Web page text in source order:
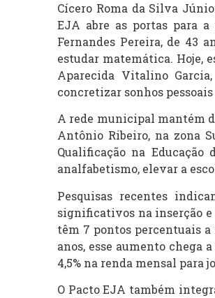
Cícero Roma da Silva
EJA abre as portas para
Fernandes Pereira, de 43
estudar matemática. Hoje,
Aparecida Vitalino
concretizar sonhos
A rede municipal mantém
Antônio Ribeiro, na zona
Qualificação na
analfabetismo, elevar a
Pesquisas recentes
significativos na inserção e
têm 7 pontos percentuais
anos, esse aumento chega
4,5% na renda mensal para
O Pacto EJA também